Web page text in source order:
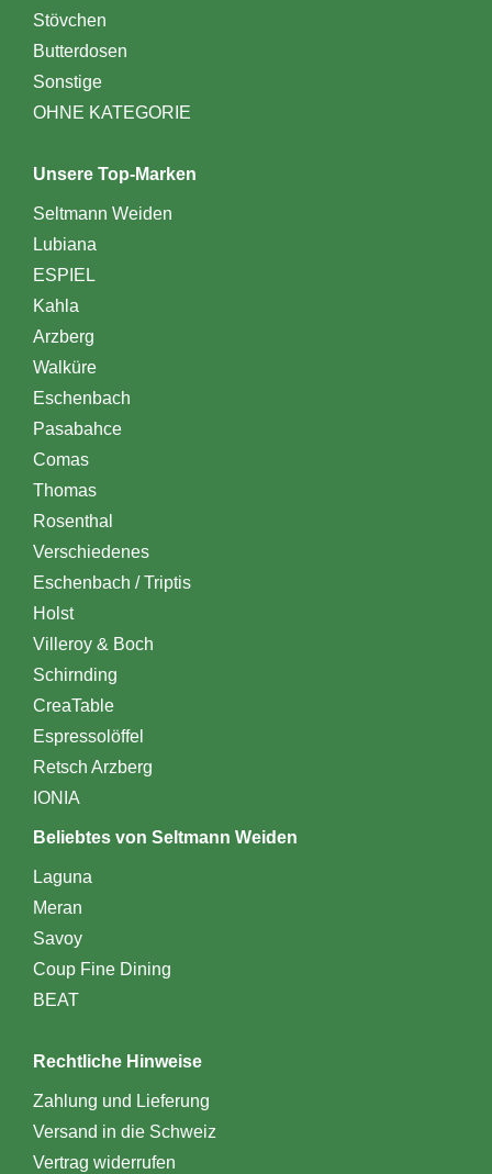
Stövchen
Butterdosen
Sonstige
OHNE KATEGORIE
Unsere Top-Marken
Seltmann Weiden
Lubiana
ESPIEL
Kahla
Arzberg
Walküre
Eschenbach
Pasabahce
Comas
Thomas
Rosenthal
Verschiedenes
Eschenbach / Triptis
Holst
Villeroy & Boch
Schirnding
CreaTable
Espressolöffel
Retsch Arzberg
IONIA
Beliebtes von Seltmann Weiden
Laguna
Meran
Savoy
Coup Fine Dining
BEAT
Rechtliche Hinweise
Zahlung und Lieferung
Versand in die Schweiz
Vertrag widerrufen